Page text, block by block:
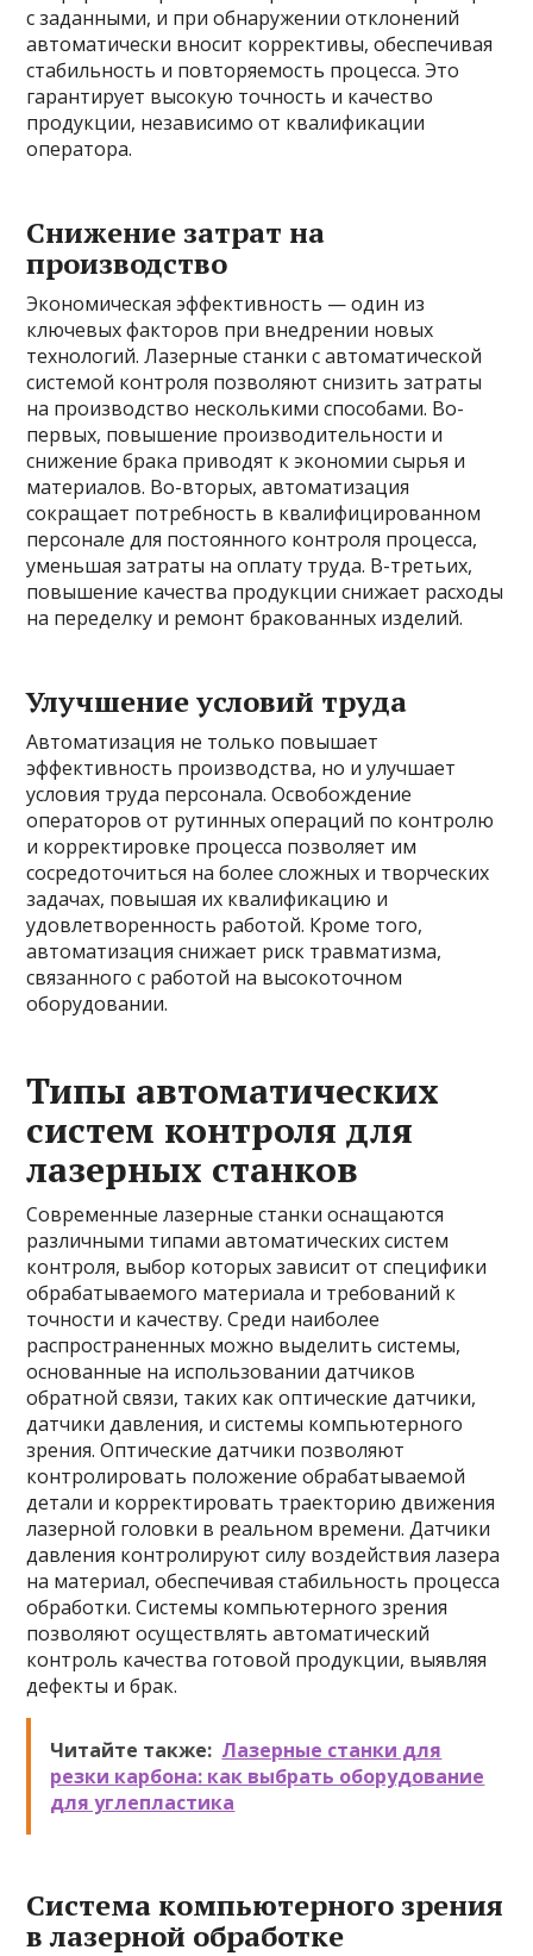
с заданными, и при обнаружении отклонений
автоматически вносит коррективы, обеспечивая
стабильность и повторяемость процесса. Это
гарантирует высокую точность и качество
продукции, независимо от квалификации
оператора.
Снижение затрат на
производство
Экономическая эффективность — один из
ключевых факторов при внедрении новых
технологий. Лазерные станки с автоматической
системой контроля позволяют снизить затраты
на производство несколькими способами. Во-
первых, повышение производительности и
снижение брака приводят к экономии сырья и
материалов. Во-вторых, автоматизация
сокращает потребность в квалифицированном
персонале для постоянного контроля процесса,
уменьшая затраты на оплату труда. В-третьих,
повышение качества продукции снижает расходы
на переделку и ремонт бракованных изделий.
Улучшение условий труда
Автоматизация не только повышает
эффективность производства, но и улучшает
условия труда персонала. Освобождение
операторов от рутинных операций по контролю
и корректировке процесса позволяет им
сосредоточиться на более сложных и творческих
задачах, повышая их квалификацию и
удовлетворенность работой. Кроме того,
автоматизация снижает риск травматизма,
связанного с работой на высокоточном
оборудовании.
Типы автоматических
систем контроля для
лазерных станков
Современные лазерные станки оснащаются
различными типами автоматических систем
контроля, выбор которых зависит от специфики
обрабатываемого материала и требований к
точности и качеству. Среди наиболее
распространенных можно выделить системы,
основанные на использовании датчиков
обратной связи, таких как оптические датчики,
датчики давления, и системы компьютерного
зрения. Оптические датчики позволяют
контролировать положение обрабатываемой
детали и корректировать траекторию движения
лазерной головки в реальном времени. Датчики
давления контролируют силу воздействия лазера
на материал, обеспечивая стабильность процесса
обработки. Системы компьютерного зрения
позволяют осуществлять автоматический
контроль качества готовой продукции, выявляя
дефекты и брак.
Читайте также: Лазерные станки для
резки карбона: как выбрать оборудование
для углепластика
Система компьютерного зрения
в лазерной обработке